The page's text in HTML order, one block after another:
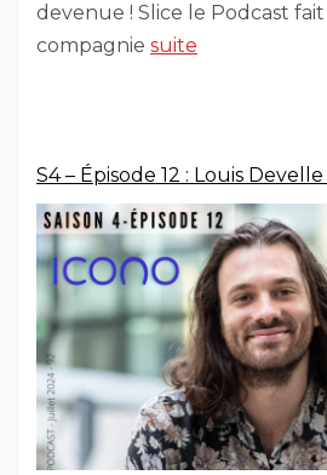
devenue ! Slice le Podcast
compagnie suite
S4 – Épisode 12 : Louis